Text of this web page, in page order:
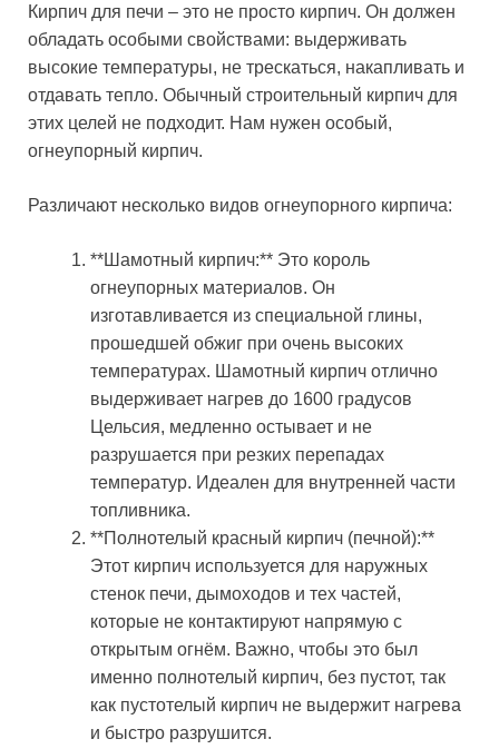
Кирпич для печи – это не просто кирпич. Он должен
обладать особыми свойствами: выдерживать
высокие температуры, не трескаться, накапливать и
отдавать тепло. Обычный строительный кирпич для
этих целей не подходит. Нам нужен особый,
огнеупорный кирпич.
Различают несколько видов огнеупорного кирпича:
**Шамотный кирпич:** Это король
огнеупорных материалов. Он
изготавливается из специальной глины,
прошедшей обжиг при очень высоких
температурах. Шамотный кирпич отлично
выдерживает нагрев до 1600 градусов
Цельсия, медленно остывает и не
разрушается при резких перепадах
температур. Идеален для внутренней части
топливника.
**Полнотелый красный кирпич (печной):**
Этот кирпич используется для наружных
стенок печи, дымоходов и тех частей,
которые не контактируют напрямую с
открытым огнём. Важно, чтобы это был
именно полнотелый кирпич, без пустот, так
как пустотелый кирпич не выдержит нагрева
и быстро разрушится.